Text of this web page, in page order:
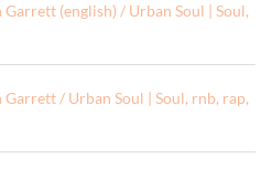
Garrett (english) / Urban Soul | Soul,
Garrett / Urban Soul | Soul, rnb, rap,